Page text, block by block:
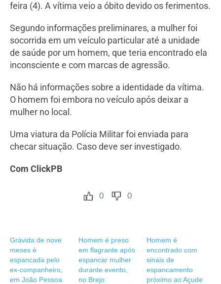
feira (4). A vítima veio a óbito devido os ferimentos.
Segundo informações preliminares, a mulher foi
socorrida em um veículo particular até a unidade
de saúde por um homem, que teria encontrado ela
inconsciente e com marcas de agressão.
Não há informações sobre a identidade da vítima.
O homem foi embora no veículo após deixar a
mulher no local.
Uma viatura da Polícia Militar foi enviada para
checar situação. Caso deve ser investigado.
Com ClickPB
0 0
Grávida de nove
meses é
espancada pelo
ex-companheiro,
em João Pessoa
Homem é preso
em flagrante após
espancar mulher
durante evento,
no Brejo
Homem é
encontrado com
sinais de
espancamento
próximo ao Açude